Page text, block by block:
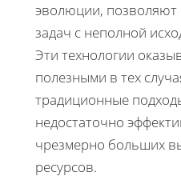
эволюции, позволяют
задач с неполной
Эти технологии
полезными в тех
традиционные
недостаточно
чрезмерно больших
ресурсов.